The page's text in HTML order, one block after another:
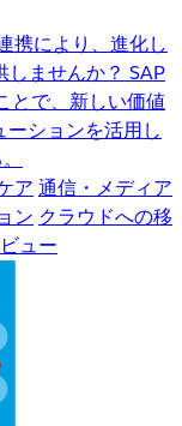
携により、進化し
ませんか？ SAP
とで、新しい価値
ーションを活用し
ア 通信・メディア
ン クラウドへの移
ュー